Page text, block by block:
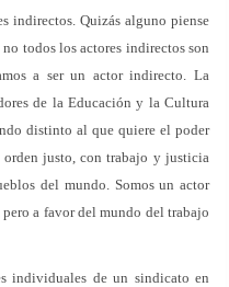
indirectos. Quizás alguno piense
todos los actores indirectos son
a ser un actor indirecto. La
de la Educación y la Cultura
distinto al que quiere el poder
orden justo, con trabajo y justicia
del mundo. Somos un actor
a favor del mundo del trabajo
individuales de un sindicato en